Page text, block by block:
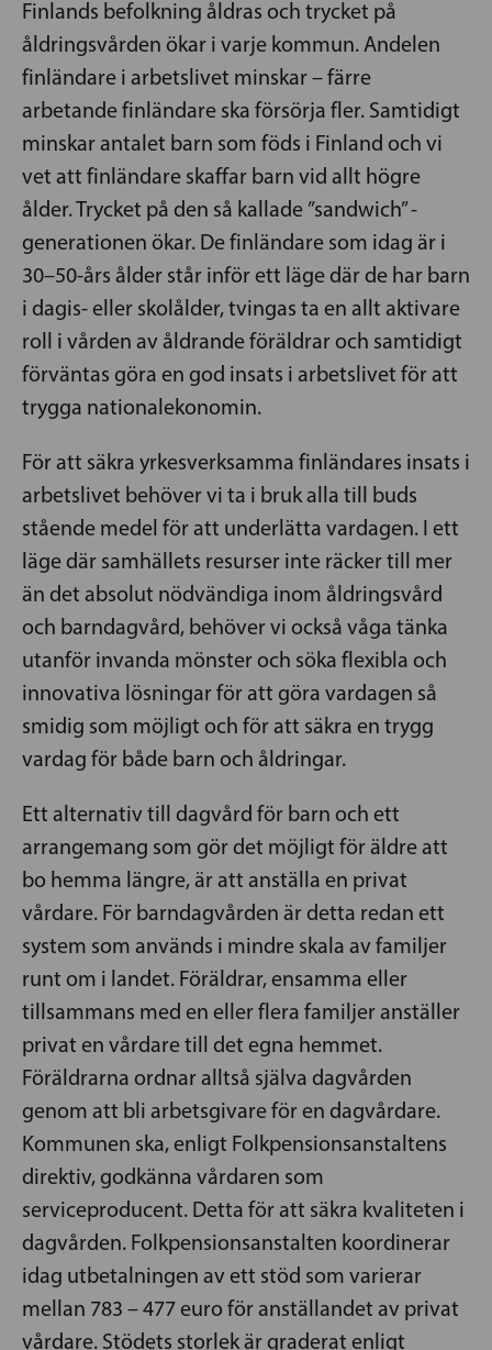
Finlands befolkning åldras och trycket på
åldringsvården ökar i varje kommun. Andelen
finländare i arbetslivet minskar – färre
arbetande finländare ska försörja fler. Samtidigt
minskar antalet barn som föds i Finland och vi
vet att finländare skaffar barn vid allt högre
ålder. Trycket på den så kallade ”sandwich” -
generationen ökar. De finländare som idag är i
30–50-års ålder står inför ett läge där de har barn
i dagis- eller skolålder, tvingas ta en allt aktivare
roll i vården av åldrande föräldrar och samtidigt
förväntas göra en god insats i arbetslivet för att
trygga nationalekonomin.
För att säkra yrkesverksamma finländares insats i
arbetslivet behöver vi ta i bruk alla till buds
stående medel för att underlätta vardagen. I ett
läge där samhällets resurser inte räcker till mer
än det absolut nödvändiga inom åldringsvård
och barndagvård, behöver vi också våga tänka
utanför invanda mönster och söka flexibla och
innovativa lösningar för att göra vardagen så
smidig som möjligt och för att säkra en trygg
vardag för både barn och åldringar.
Ett alternativ till dagvård för barn och ett
arrangemang som gör det möjligt för äldre att
bo hemma längre, är att anställa en privat
vårdare. För barndagvården är detta redan ett
system som används i mindre skala av familjer
runt om i landet. Föräldrar, ensamma eller
tillsammans med en eller flera familjer anställer
privat en vårdare till det egna hemmet.
Föräldrarna ordnar alltså själva dagvården
genom att bli arbetsgivare för en dagvårdare.
Kommunen ska, enligt Folkpensionsanstaltens
direktiv, godkänna vårdaren som
serviceproducent. Detta för att säkra kvaliteten i
dagvården. Folkpensionsanstalten koordinerar
idag utbetalningen av ett stöd som varierar
mellan 783 – 477 euro för anställandet av privat
vårdare. Stödets storlek är graderat enligt